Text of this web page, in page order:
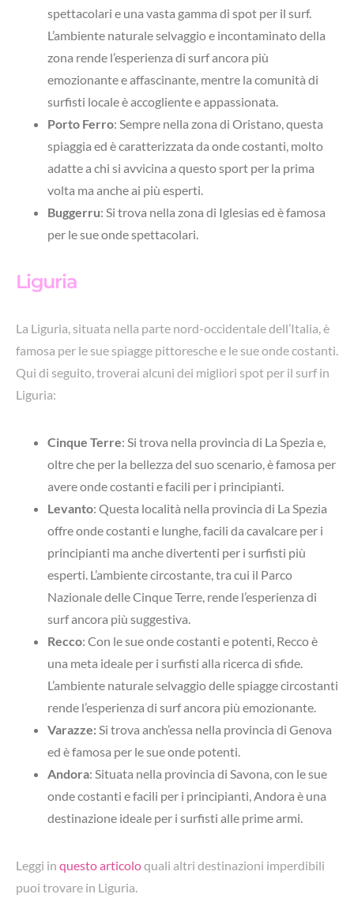
spettacolari e una vasta gamma di spot per il surf.
L’ambiente naturale selvaggio e incontaminato della
zona rende l’esperienza di surf ancora più
emozionante e affascinante, mentre la comunità di
surfisti locale è accogliente e appassionata.
Porto Ferro: Sempre nella zona di Oristano, questa
spiaggia ed è caratterizzata da onde costanti, molto
adatte a chi si avvicina a questo sport per la prima
volta ma anche ai più esperti.
Buggerru: Si trova nella zona di Iglesias ed è famosa
per le sue onde spettacolari.
Liguria
La Liguria, situata nella parte nord-occidentale dell’Italia, è
famosa per le sue spiagge pittoresche e le sue onde costanti.
Qui di seguito, troverai alcuni dei migliori spot per il surf in
Liguria:
Cinque Terre: Si trova nella provincia di La Spezia e,
oltre che per la bellezza del suo scenario, è famosa per
avere onde costanti e facili per i principianti.
Levanto: Questa località nella provincia di La Spezia
offre onde costanti e lunghe, facili da cavalcare per i
principianti ma anche divertenti per i surfisti più
esperti. L’ambiente circostante, tra cui il Parco
Nazionale delle Cinque Terre, rende l’esperienza di
surf ancora più suggestiva.
Recco: Con le sue onde costanti e potenti, Recco è
una meta ideale per i surfisti alla ricerca di sfide.
L’ambiente naturale selvaggio delle spiagge circostanti
rende l’esperienza di surf ancora più emozionante.
Varazze:Si trova anch’essa nella provincia di Genova
ed è famosa per le sue onde potenti.
Andora: Situata nella provincia di Savona,con le sue
onde costanti e facili per i principianti, Andora è una
destinazione ideale per i surfisti alle prime armi.
Leggi in questo articoloquali altri destinazioni imperdibili
puoi trovare in Liguria.